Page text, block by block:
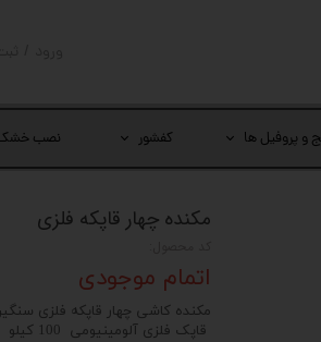
تغییر
و پروفیل ها کفشور نصب
مکنده چهار قاپکه فلزی
اتمام موجودی
مکنده کاشی چهار قاپکه فلزی
قاپک فلزی آلومینیومی 100 کیلو